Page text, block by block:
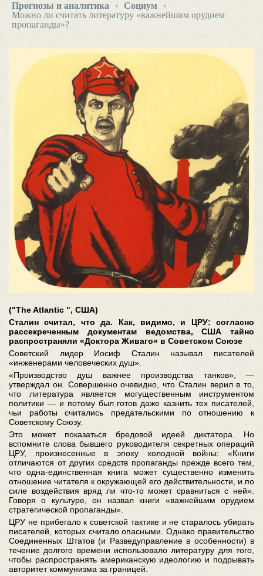
Прогнозы и аналитика › Социум
›
Можно ли считать литературу «важнейшим орудием
пропаганды»?
("The Atlantic ", США)
Сталин считал, что да. Как, видимо, и ЦРУ: согласно
рассекреченным документам ведомства, США тайно
распространяли «Доктора Живаго» в Советском Союзе
Советский лидер Иосиф Сталин называл писателей
«инженерами человеческих душ».
«Производство душ важнее производства танков», —
утверждал он. Совершенно очевидно, что Сталин верил в то,
что литература является могущественным инструментом
политики — и потому был готов даже казнить тех писателей,
чьи работы считались предательскими по отношению к
Советскому Союзу.
Это может показаться бредовой идеей диктатора. Но
вспомните слова бывшего руководителя секретных операций
ЦРУ, произнесенные в эпоху холодной войны: «Книги
отличаются от других средств пропаганды прежде всего тем,
что одна-единственная книга может существенно изменить
отношение читателя к окружающей его действительности, и по
силе воздействия вряд ли что-то может сравниться с ней».
Говоря о культуре, он назвал книги «важнейшим орудием
стратегической пропаганды».
ЦРУ не прибегало к советской тактике и не старалось убирать
писателей, которых считало опасными. Однако правительство
Соединенных Штатов (и Разведуправление в особенности) в
течение долгого времени использовало литературу для того,
чтобы распространять американскую идеологию и подрывать
авторитет коммунизма за границей.